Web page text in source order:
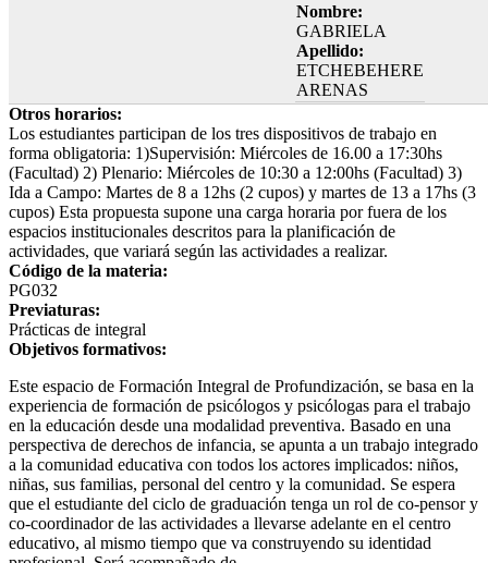
Nombre:
GABRIELA
Apellido:
ETCHEBEHERE
ARENAS
Otros horarios:
Los estudiantes participan de los tres dispositivos de trabajo en
forma obligatoria: 1)Supervisión: Miércoles de 16.00 a 17:30hs
(Facultad) 2) Plenario: Miércoles de 10:30 a 12:00hs (Facultad) 3)
Ida a Campo: Martes de 8 a 12hs (2 cupos) y martes de 13 a 17hs (3
cupos) Esta propuesta supone una carga horaria por fuera de los
espacios institucionales descritos para la planificación de
actividades, que variará según las actividades a realizar.
Código de la materia:
PG032
Previaturas:
Prácticas de integral
Objetivos formativos:
Este espacio de Formación Integral de Profundización, se basa en la
experiencia de formación de psicólogos y psicólogas para el trabajo
en la educación desde una modalidad preventiva. Basado en una
perspectiva de derechos de infancia, se apunta a un trabajo integrado
a la comunidad educativa con todos los actores implicados: niños,
niñas, sus familias, personal del centro y la comunidad. Se espera
que el estudiante del ciclo de graduación tenga un rol de co-pensor y
co-coordinador de las actividades a llevarse adelante en el centro
educativo, al mismo tiempo que va construyendo su identidad